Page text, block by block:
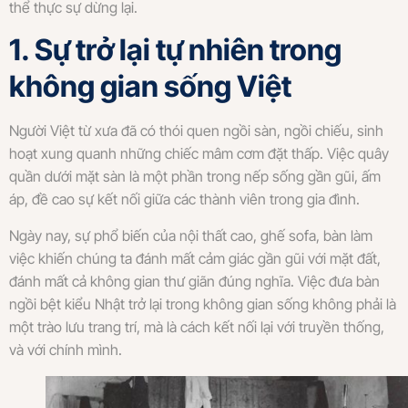
thể thực sự dừng lại.
1. Sự trở lại tự nhiên trong
không gian sống Việt
Người Việt từ xưa đã có thói quen ngồi sàn, ngồi chiếu, sinh
hoạt xung quanh những chiếc mâm cơm đặt thấp. Việc quây
quần dưới mặt sàn là một phần trong nếp sống gần gũi, ấm
áp, đề cao sự kết nối giữa các thành viên trong gia đình.
Ngày nay, sự phổ biến của nội thất cao, ghế sofa, bàn làm
việc khiến chúng ta đánh mất cảm giác gần gũi với mặt đất,
đánh mất cả không gian thư giãn đúng nghĩa. Việc đưa bàn
ngồi bệt kiểu Nhật trở lại trong không gian sống không phải là
một trào lưu trang trí, mà là cách kết nối lại với truyền thống,
và với chính mình.